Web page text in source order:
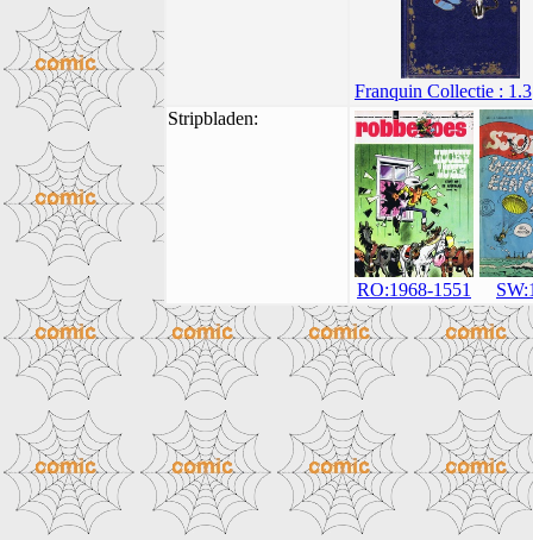
Franquin Collectie : 1.3
Stripbladen:
RO:1968-1551